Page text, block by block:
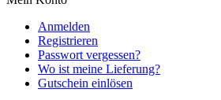
Anmelden
Registrieren
Passwort vergessen?
Wo ist meine Lieferung?
Gutschein einlösen